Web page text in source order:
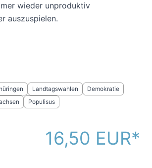
wieder unproduktiv
auszuspielen.
Landtagswahlen
Demokratie
Populisus
16,50 EUR